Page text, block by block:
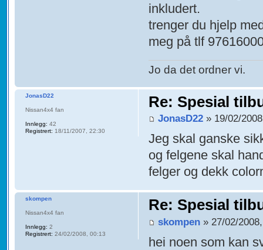
inkludert.
trenger du hjelp
meg på tlf
Jo da det ordner vi.
Re: Spesial
JonasD22 » 19/02/
Jeg skal ganske
og felgene skal
felger og dekk
JonasD22
Nissan4x4 fan
Innlegg: 42
Registrert: 18/11/2007, 22:30
Re: Spesial
skompen » 27/02/
hei noen som kan
skompen
Nissan4x4 fan
Innlegg: 2
Registrert: 24/02/2008, 00:13